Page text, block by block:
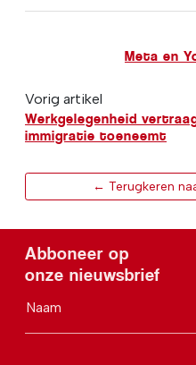
Meta en
Vorig artikel
Werkgelegenheid
immigratie toeneemt
← Terugkeren
Abboneer op
onze nieuwsbrief
Naam